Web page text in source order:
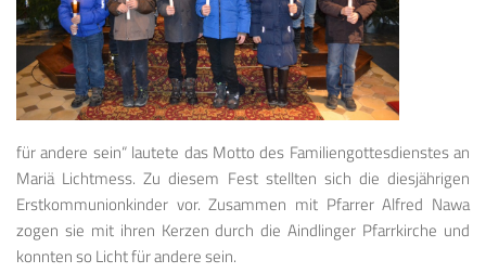
für andere sein“ lautete das Motto des Familiengottesdienstes an
Mariä Lichtmess. Zu diesem Fest stellten sich die diesjährigen
Erstkommunionkinder vor. Zusammen mit Pfarrer Alfred Nawa
zogen sie mit ihren Kerzen durch die Aindlinger Pfarrkirche und
konnten so Licht für andere sein.